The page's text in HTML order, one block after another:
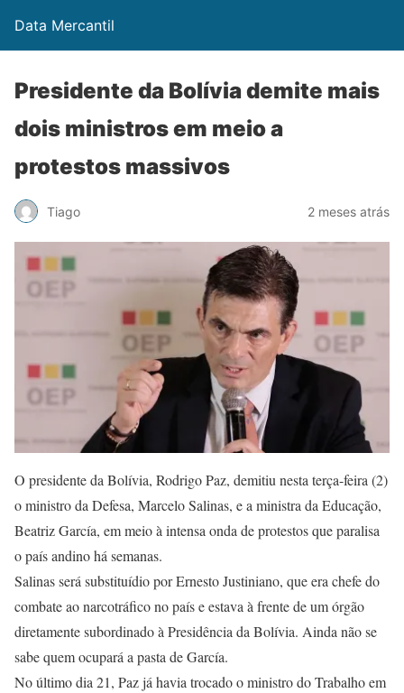
Data Mercantil
Presidente da Bolívia demite mais
dois ministros em meio a
protestos massivos
Tiago 2 meses atrás
O presidente da Bolívia, Rodrigo Paz, demitiu nesta terça-feira (2)
o ministro da Defesa, Marcelo Salinas, e a ministra da Educação,
Beatriz García, em meio à intensa onda de protestos que paralisa
o país andino há semanas.
Salinas será substituídio por Ernesto Justiniano, que era chefe do
combate ao narcotráfico no país e estava à frente de um órgão
diretamente subordinado à Presidência da Bolívia. Ainda não se
sabe quem ocupará a pasta de García.
No último dia 21, Paz já havia trocado o ministro do Trabalho em